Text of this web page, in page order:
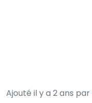
Ajouté il y a 2 ans par